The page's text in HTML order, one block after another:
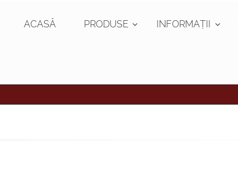
ACASĂ PRODUSE INFORMAȚII